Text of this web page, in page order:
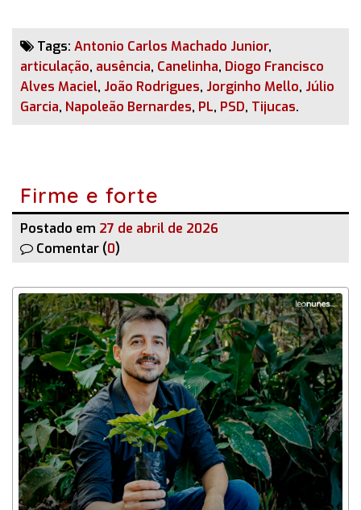
Tags: Antonio Carlos Machado Junior,
articulação, ausência, Canelinha, Diogo Francisco
Alves Maciel, João Rodrigues, Jorginho Mello, Júlio
Garcia, Napoleão Bernardes, PL, PSD, Tijucas.
Firme e forte
Postado em 27 de abril de 2026
Comentar (0)